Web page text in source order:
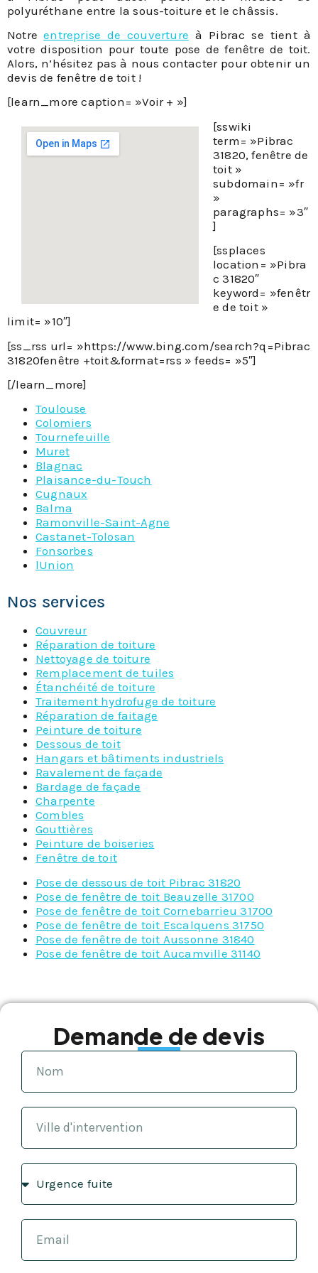
polyuréthane entre la sous-toiture et le châssis.
Notreentreprise de couverture à Pibrac se tient à
votre disposition pour toute pose de fenêtre de toit.
Alors, n’hésitez pas à nous contacter pour obtenir un
devis de fenêtre de toit !
[learn_more caption= »Voir + »]
[sswiki
term= »Pibrac
31820, fenêtre de
toit »
subdomain= »fr
»
paragraphs= »3″
]
[ssplaces
location= »Pibra
c 31820″
keyword= »fenêtr
e de toit »
limit= »10″]
[ss_rss url= »https://www.bing.com/search?q=Pibrac
31820fenêtre +toit&format=rss » feeds= »5″]
[/learn_more]
Toulouse
Colomiers
Tournefeuille
Muret
Blagnac
Plaisance-du-Touch
Cugnaux
Balma
Ramonville-Saint-Agne
Castanet-Tolosan
Fonsorbes
lUnion
Nos services
Couvreur
Réparation de toiture
Nettoyage de toiture
Remplacement de tuiles
Étanchéité de toiture
Traitement hydrofuge de toiture
Réparation de faitage
Peinture de toiture
Dessous de toit
Hangars et bâtiments industriels
Ravalement de façade
Bardage de façade
Charpente
Combles
Gouttières
Peinture de boiseries
Fenêtre de toit
Pose de dessous de toit Pibrac 31820
Pose de fenêtre de toit Beauzelle 31700
Pose de fenêtre de toit Cornebarrieu 31700
Pose de fenêtre de toit Escalquens 31750
Pose de fenêtre de toit Aussonne 31840
Pose de fenêtre de toit Aucamville 31140
Demande de devis